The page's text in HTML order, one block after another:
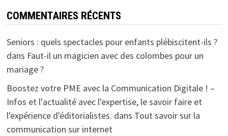
COMMENTAIRES RÉCENTS
Seniors : quels spectacles pour enfants plébiscitent-ils ?
dans Faut-il un magicien avec des colombes pour un
mariage ?
Boostez votre PME avec la Communication Digitale ! –
Infos et l'actualité avec l'expertise, le savoir faire et
l'expérience d'éditorialistes. dans Tout savoir sur la
communication sur internet